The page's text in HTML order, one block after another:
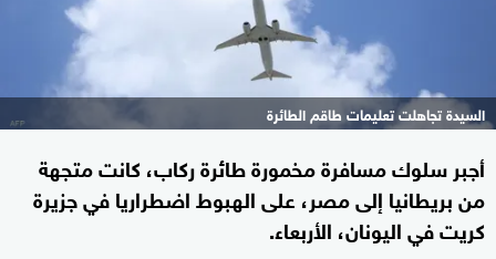
السيدة تجاهلت تعليمات طاقم الطائرة
أجبر سلوك مسافرة مخمورة طائرة ركاب، كانت متجهة
من بريطانيا إلى مصر، على الهبوط اضطراريا في جزيرة
كريت في اليونان، الأربعاء.